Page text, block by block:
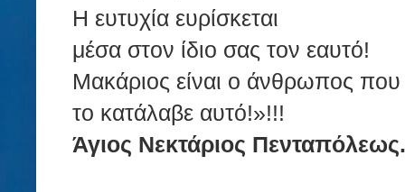
Η ευτυχία ευρίσκεται
μέσα στον ίδιο σας τον εαυτό!
Μακάριος είναι ο άνθρωπος που
το κατάλαβε αυτό!»!!!
Άγιος Νεκτάριος Πενταπόλεως.